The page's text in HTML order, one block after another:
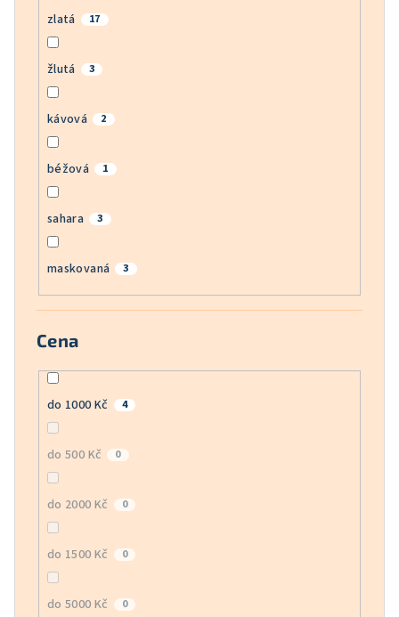
zlatá 17
žlutá 3
kávová 2
béžová 1
sahara 3
maskovaná 3
Cena
do 1000 Kč 4
do 500 Kč 0
do 2000 Kč 0
do 1500 Kč 0
do 5000 Kč 0